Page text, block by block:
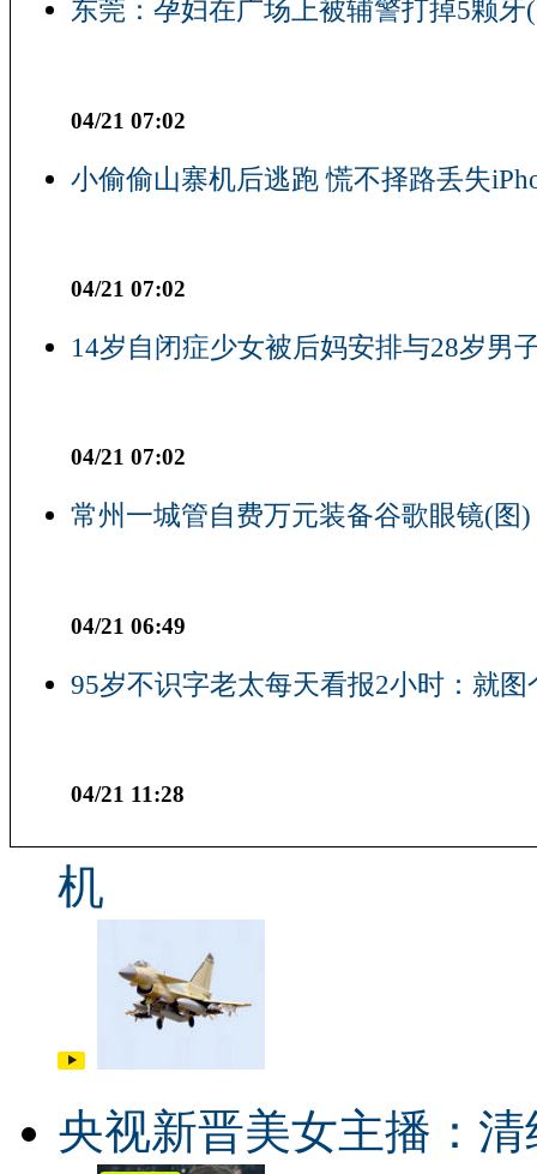
东莞：孕妇在广场上被辅警打掉5颗牙
04/21 07:02
小偷偷山寨机后逃跑 慌不择路丢失
04/21 07:02
14岁自闭症少女被后妈安排与28岁男
04/21 07:02
常州一城管自费万元装备谷歌眼镜(图)
04/21 06:49
95岁不识字老太每天看报2小时：就图
04/21 11:28
机
央视新晋美女主播：清